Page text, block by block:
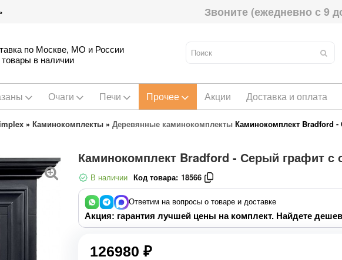
Звоните (ежедневно с 9
по Москве, МО и России
в наличии
Очаги Печи Прочее Акции Доставка и оплата
» Каминокомплекты » Деревянные каминокомплекты Каминокомплект Bradford
Каминокомплект Bradford - Серый графит с
В наличии Код товара: 18566
Ответим на вопросы о товаре и доставке
Акция: гарантия лучшей цены на комплект. Найдете
126980 ₽